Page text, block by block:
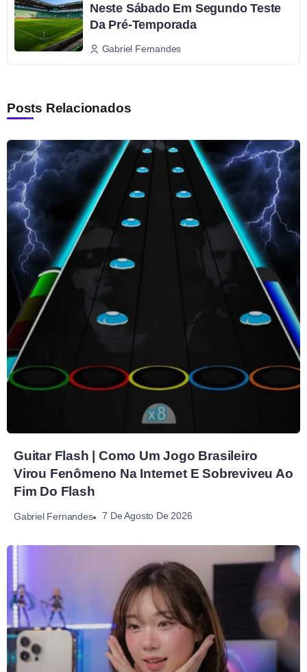
Neste Sábado Em Segundo Teste
Da Pré-Temporada
Gabriel Fernandes
Posts Relacionados
Guitar Flash | Como Um Jogo Brasileiro
Virou Fenômeno Na Internet E Sobreviveu Ao
Fim Do Flash
Gabriel Fernandes 7 De Agosto De 2026